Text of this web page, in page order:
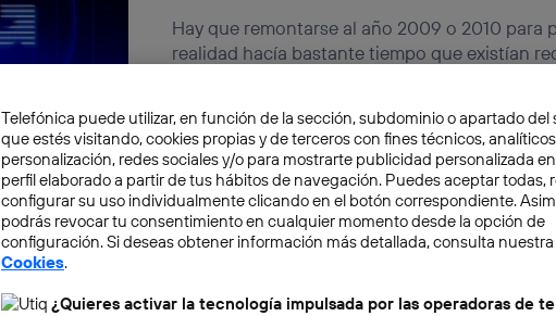
Hay que remontarse al año 2009 o 2010 para
realidad hacía bastante tiempo que existían
¿Cuáles son los beneficios
Las dos primeras generaciones hicieron
Telefónica puede utilizar, en función de la sección, subdominio o apartado del
que estés visitando, cookies propias y de terceros con fines técnicos,
personalización, redes sociales y/o para mostrarte publicidad personalizada
perfil elaborado a partir de tus hábitos de navegación. Puedes aceptar todas,
configurar su uso individualmente clicando en el botón correspondiente.
podrás revocar tu consentimiento en cualquier momento desde la opción de
configuración. Si deseas obtener información más detallada, consulta nuestra
Cookies.
¿Quieres activar la tecnología impulsada por las operadoras de